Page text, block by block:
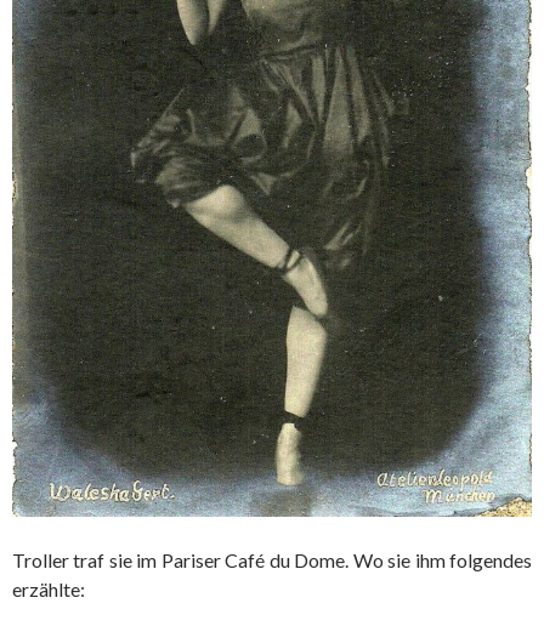
Troller traf sie im Pariser Café du Dome. Wo sie ihm folgendes
erzählte: